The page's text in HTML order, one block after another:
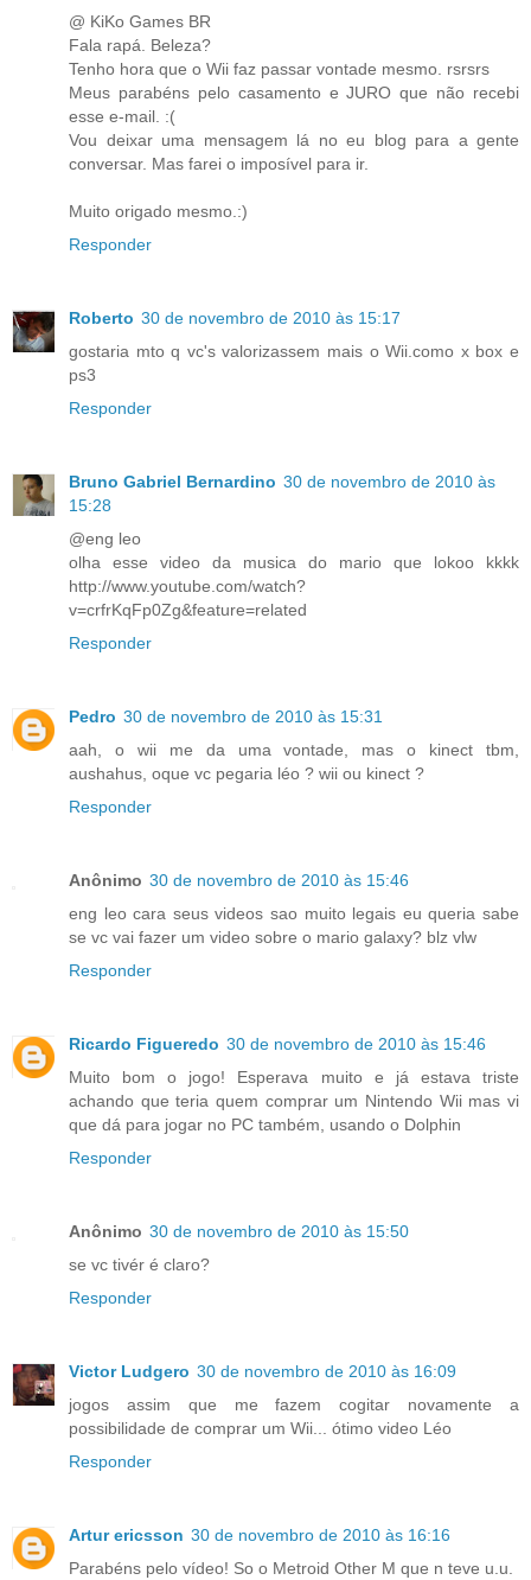
@ KiKo Games BR
Fala rapá. Beleza?
Tenho hora que o Wii faz passar vontade mesmo. rsrsrs
Meus parabéns pelo casamento e JURO que não recebi
esse e-mail. :(
Vou deixar uma mensagem lá no eu blog para a gente
conversar. Mas farei o imposível para ir.
Muito origado mesmo.:)
Responder
Roberto 30 de novembro de 2010 às 15:17
gostaria mto q vc's valorizassem mais o Wii.como x box e
ps3
Responder
Bruno Gabriel Bernardino 30 de novembro de 2010 às
15:28
@eng leo
olha esse video da musica do mario que lokoo kkkk
http://www.youtube.com/watch?
v=crfrKqFp0Zg&feature=related
Responder
Pedro 30 de novembro de 2010 às 15:31
aah, o wii me da uma vontade, mas o kinect tbm,
aushahus, oque vc pegaria léo ? wii ou kinect ?
Responder
Anônimo 30 de novembro de 2010 às 15:46
eng leo cara seus videos sao muito legais eu queria sabe
se vc vai fazer um video sobre o mario galaxy? blz vlw
Responder
Ricardo Figueredo 30 de novembro de 2010 às 15:46
Muito bom o jogo! Esperava muito e já estava triste
achando que teria quem comprar um Nintendo Wii mas vi
que dá para jogar no PC também, usando o Dolphin
Responder
Anônimo 30 de novembro de 2010 às 15:50
se vc tivér é claro?
Responder
Victor Ludgero 30 de novembro de 2010 às 16:09
jogos assim que me fazem cogitar novamente a
possibilidade de comprar um Wii... ótimo video Léo
Responder
Artur ericsson 30 de novembro de 2010 às 16:16
Parabéns pelo vídeo! So o Metroid Other M que n teve u.u.